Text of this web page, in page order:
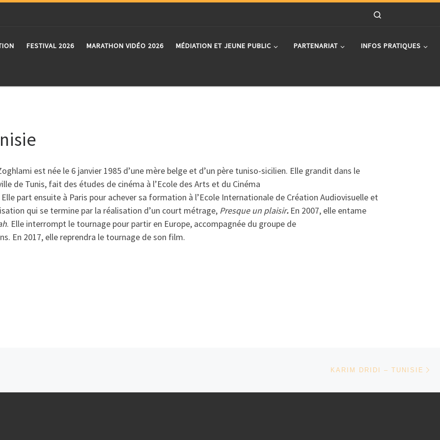
FESTIVAL 2026 MARATHON VIDÉO 2026 MÉDIATION ET JEUNE PUBLIC PARTENARIAT INFOS PRATIQUES
est née le 6 janvier 1985 d’une mère belge et d’un père tuniso-sicilien. Elle grandit dans le
de Tunis, fait des études de cinéma à l’Ecole des Arts et du Cinéma
Elle part ensuite à Paris pour achever sa formation à l’Ecole Internationale de Création Audiovisuelle et
qui se termine par la réalisation d’un court métrage, Presque un plaisir. En 2007, elle entame
. Elle interrompt le tournage pour partir en Europe, accompagnée du groupe de
En 2017, elle reprendra le tournage de son film.
KARIM DRIDI – TUNISIE